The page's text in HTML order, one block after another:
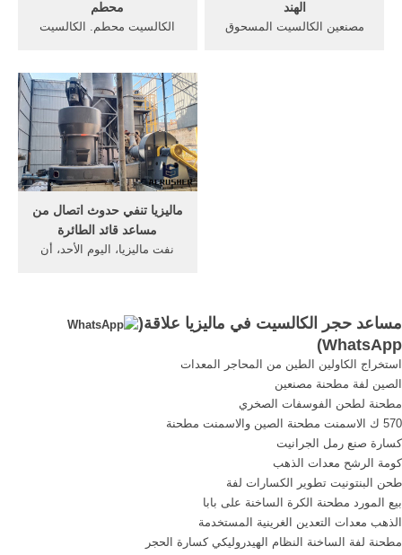
محطم
الكالسيت محطم. الكالسيت
في صناعة معدات الطحن في
الصين في الكالسيت الصين
الصانع محطم سحق بيع آلات
مسحوق الكالسيت نشر في,
آلة سحق الساخنة محطم,طحن
سحق الكالسيت; الكالسيوم
الصين ...
الهند
مصنعين الكالسيت المسحوق
ماليزيا تنفي حدوث اتصال من
مساعد قائد الطائرة
نفت ماليزيا، اليوم الأحد، أن
مساعد حجر الكالسيت في ماليزيا علاقة(
WhatsApp
)
استخراج الكاولين الطين من المحاجر المعدات
الصين لفة مطحنة مصنعين
مطحنة لطحن الفوسفات الصخري
570 ك الاسمنت مطحنة الصين والاسمنت مطحنة
كسارة صنع رمل الجرانيت
كومة الرشح معدات الذهب
طحن البنتونيت تطوير الكسارات لفة
بيع المورد مطحنة الكرة الساخنة على بابا
الذهب معدات التعدين الغرينية المستخدمة
مطحنة لفة الساخنة النظام الهيدروليكي كسارة الحجر